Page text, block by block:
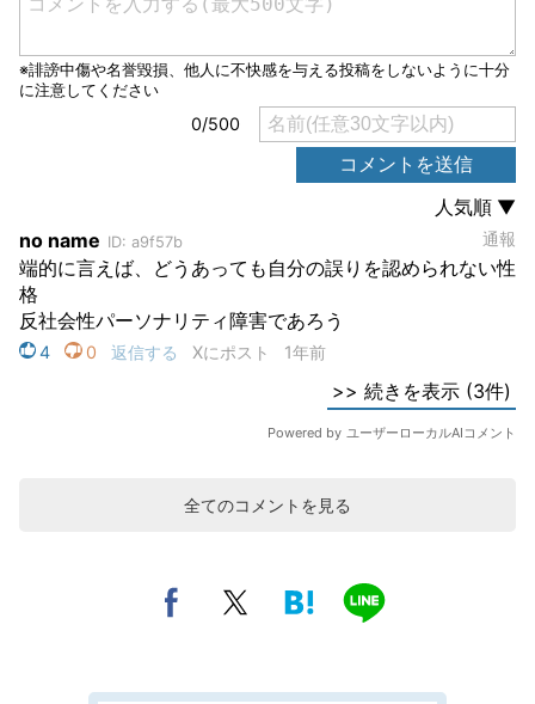
全てのコメントを見る